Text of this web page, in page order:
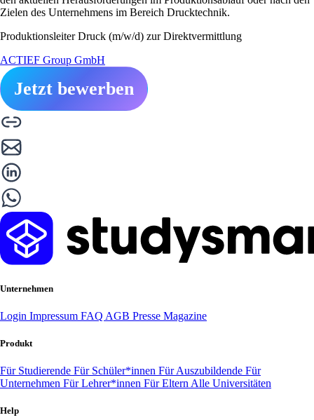
Zielen des Unternehmens im Bereich Drucktechnik.
Produktionsleiter Druck (m/w/d) zur Direktvermittlung
ACTIEF Group GmbH
Jetzt bewerben
Unternehmen
Login Impressum FAQ AGB Presse Magazine
Produkt
Für Studierende Für Schüler*innen Für Auszubildende Für
Unternehmen Für Lehrer*innen Für Eltern Alle Universitäten
Help